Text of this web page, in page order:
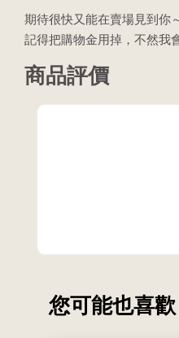
期待很快又能在賣場見到你
記得把購物金用掉，不然我
商品評價
您可能也喜歡